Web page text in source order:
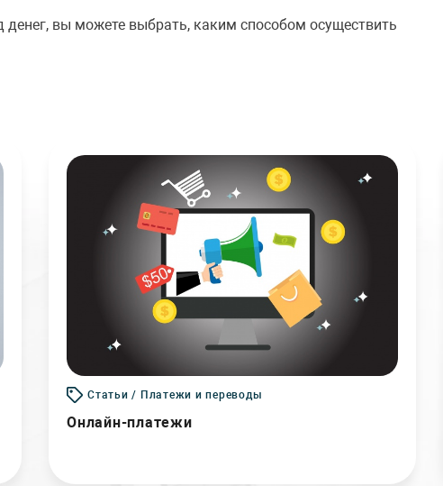
вы можете выбрать, каким способом осуществить
Статьи / Платежи и переводы
Онлайн-платежи